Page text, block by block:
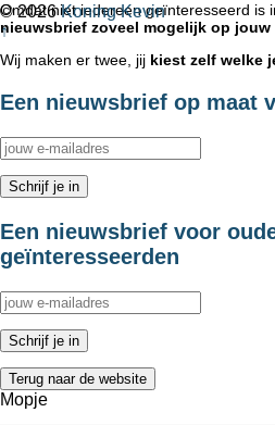
© 2026Koning Kevin
↑
Omdat niet iedereen geïnteresseerd is
nieuwsbrief zoveel mogelijk op jouw
Wij maken er twee, jij kiest zelf welke
Een nieuwsbrief op maat
Een nieuwsbrief voor
geïnteresseerden
Terug naar de website
Mopje